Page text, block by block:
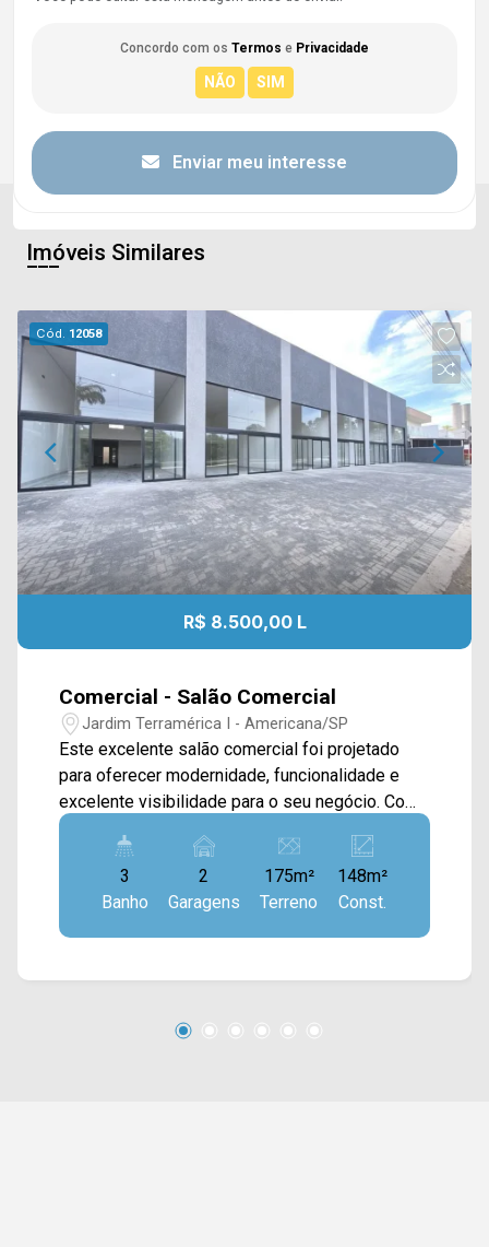
Concordo com os Termos e Privacidade
Enviar meu interesse
Imóveis Similares
Cód. 12058
R$ 8.500,00 L
Comercial - Salão Comercial
Jardim Terramérica I - Americana/SP
Este excelente salão comercial foi projetado
para oferecer modernidade, funcionalidade e
excelente visibilidade para o seu negócio. Com
147,75m² de construção, o imóvel possui
ambientes amplos e bem distribuídos, sendo
uma excelente opção para lojas, escritórios,
clínicas, franquias e diversos segmentos
comerciais. A fachada em vidro proporciona
para a sua empresa, valorizando ainda mais o
estacionamento; Conclusão de obras prevista
3
Banho
2
Garagens
175m²
Terreno
148m²
Const.